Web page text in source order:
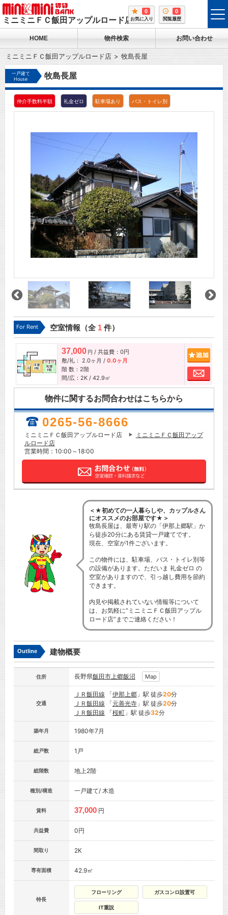
ミニミニＦＣ飯田アップルロード店
0
お気に入り
0
閲覧履歴
HOME 物件検索 お問い合わせ
ミニミニＦＣ飯田アップルロード店 牧島長屋
一戸建て
House
牧島長屋
仲介手数料半額 礼金ゼロ 駐車場あり バス・トイレ別
For Rent 空室情報（全 1件）
37,000 円 / 共益費：0円
敷/礼： 2.0ヶ月 / 0.0ヶ月
階 数：2階
間/広：2K / 42.9㎡
お問
物件に関するお問合わせはこちらから
0265-56-8666
ミニミニＦＣ飯田アップルロード店
ミニミニＦＣ飯田アップ
ルロード店
営業時間：10:00～18:00
＜★初めての一人暮らしや、カップルさん
にオススメのお部屋です★＞
牧島長屋は、最寄り駅の「伊那上郷駅」か
ら徒歩20分にある賃貸一戸建てです。
現在、空室が1件ございます。
この物件には、駐車場、バス・トイレ別等
の設備があります。ただいま 礼金ゼロ の
空室がありますので、引っ越し費用を節約
できます。
内見や掲載されていない情報等について
は、お気軽に”ミニミニＦＣ飯田アップル
ロード店”までご連絡ください！
Outline 建物概要
住所 長野県飯田市上郷飯沼 Map
交通
ＪＲ飯田線 「伊那上郷」駅 徒歩20分
ＪＲ飯田線 「元善光寺」駅 徒歩20分
ＪＲ飯田線 「桜町」駅 徒歩32分
築年月 1980年7月
総戸数 1戸
総階数 地上2階
種別/構造 一戸建て/ 木造
賃料 37,000 円
共益費 0円
間取り 2K
専有面積 42.9㎡
特長
フローリング ガスコンロ設置可
IT重説